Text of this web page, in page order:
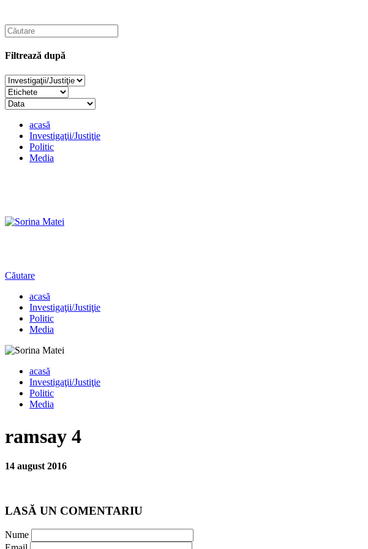
Filtrează după
acasă
Investigaţii/Justiţie
Politic
Media
Căutare
acasă
Investigaţii/Justiţie
Politic
Media
acasă
Investigaţii/Justiţie
Politic
Media
ramsay 4
14 august 2016
LASĂ UN COMENTARIU
Nume